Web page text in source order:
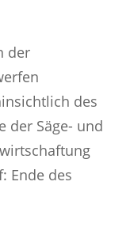
der
des
der Säge- und
Ende des